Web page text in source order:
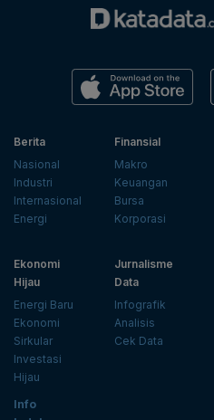
Berita
Nasional
Industri
Internasional
Energi
Finansial
Makro
Keuangan
Bursa
Korporasi
Ekonomi
Hijau
Energi Baru
Ekonomi
Sirkular
Investasi
Hijau
Jurnalisme
Data
Infografik
Analisis
Cek Data
Info